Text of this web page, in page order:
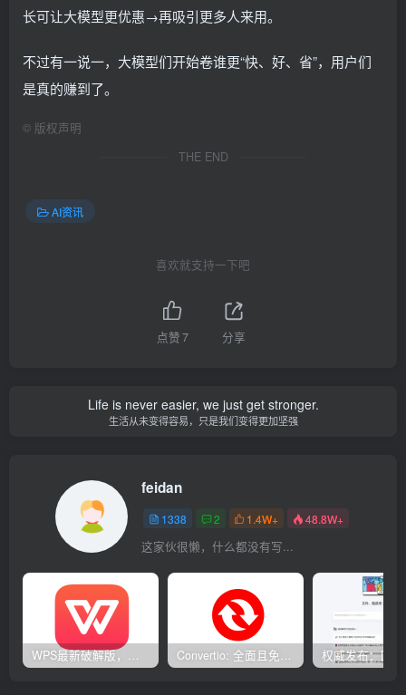
长可让大模型更优惠→再吸引更多人来用。
不过有一说一，大模型们开始卷谁更“快、好、省”，用户们
是真的赚到了。
© 版权声明
THE END
AI资讯
喜欢就支持一下吧
点赞7 分享
Life is never easier, we just get stronger.
生活从未变得容易，只是我们变得更加坚强
feidan
1338 2 1.4W+ 48.8W+
这家伙很懒，什么都没有写...
WPS最新破解版，已永久激活，无限制使用！ Convertio: 全面且免费的在线文件转换工具